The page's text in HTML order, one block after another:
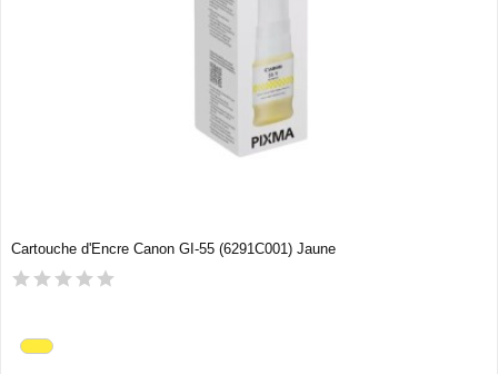
Cartouche d'Encre Canon GI-55 (6291C001) Jaune